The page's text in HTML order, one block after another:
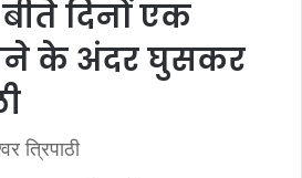
दिनों एक
के अंदर घुसकर
त्रिपाठी